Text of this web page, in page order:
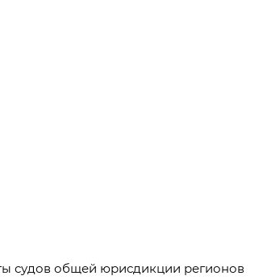
судов общей юрисдикции регионов